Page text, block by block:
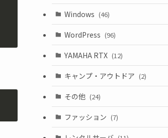
Windows (46)
WordPress (96)
(10)
YAMAHA RTX (12)
キャンプ・アウトドア (2)
(1)
(1)
その他 (24)
ファッション (7)